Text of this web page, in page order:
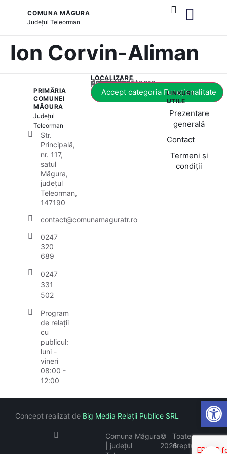
COMUNA MĂGURA
JudețulTeleorman
Ion Corvin-Aliman
PRIMĂRIA
COMUNEI
MĂGURA
Județul
Teleorman
Str.
Principală,
nr. 117,
satul
Măgura,
județul
Teleorman,
147190
contact@comunamaguratr.ro
0247
320
689
0247
331
502
Program
de relații
cu
publicul:
luni -
vineri
08:00 -
12:00
LOCALIZARE
Acest conținut este blocat până când acceptați categoria corespunzătoare de cookie-uri.
Accept categoria Funcționalitate
LINKURI
UTILE
Prezentare
generală
Contact
Termeni și
condiții
Comuna Măgura
| județul
©
2026
Toate
drepturile
Concept realizat de Big Media Relații Publice SRL